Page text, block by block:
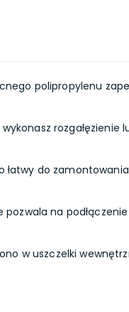
polipropylenu
rozgałęzienie
łatwy do
na
w uszczelki